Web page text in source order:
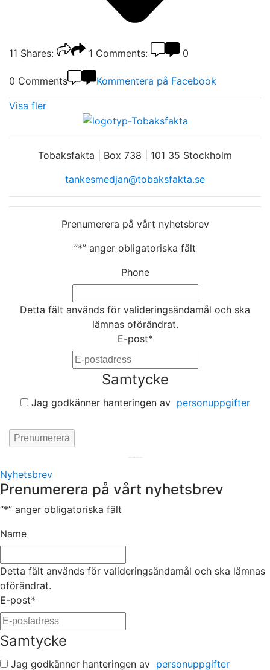
11 Shares: 1 Comments: 0
0 Comments Kommentera på Facebook
Visa fler
Tobaksfakta | Box 738 | 101 35 Stockholm
tankesmedjan@tobaksfakta.se
Prenumerera på vårt nyhetsbrev
”*” anger obligatoriska fält
Phone
Detta fält används för valideringsändamål och ska
lämnas oförändrat.
E-post*
Samtycke
Jag godkänner hanteringen av personuppgifter
Nyhetsbrev
Prenumerera på vårt nyhetsbrev
”*” anger obligatoriska fält
Name
Detta fält används för valideringsändamål och ska lämnas
oförändrat.
E-post*
Samtycke
Jag godkänner hanteringen av personuppgifter